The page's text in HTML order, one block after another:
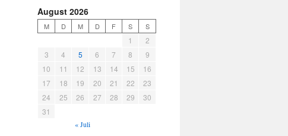
August 2026
M D M D F S S
1
2
3
4 5 6 7 8
9
10
11 12 13 14 15
16
17
18 19 20 21 22
23
24
25 26 27 28 29
30
31
« Juli